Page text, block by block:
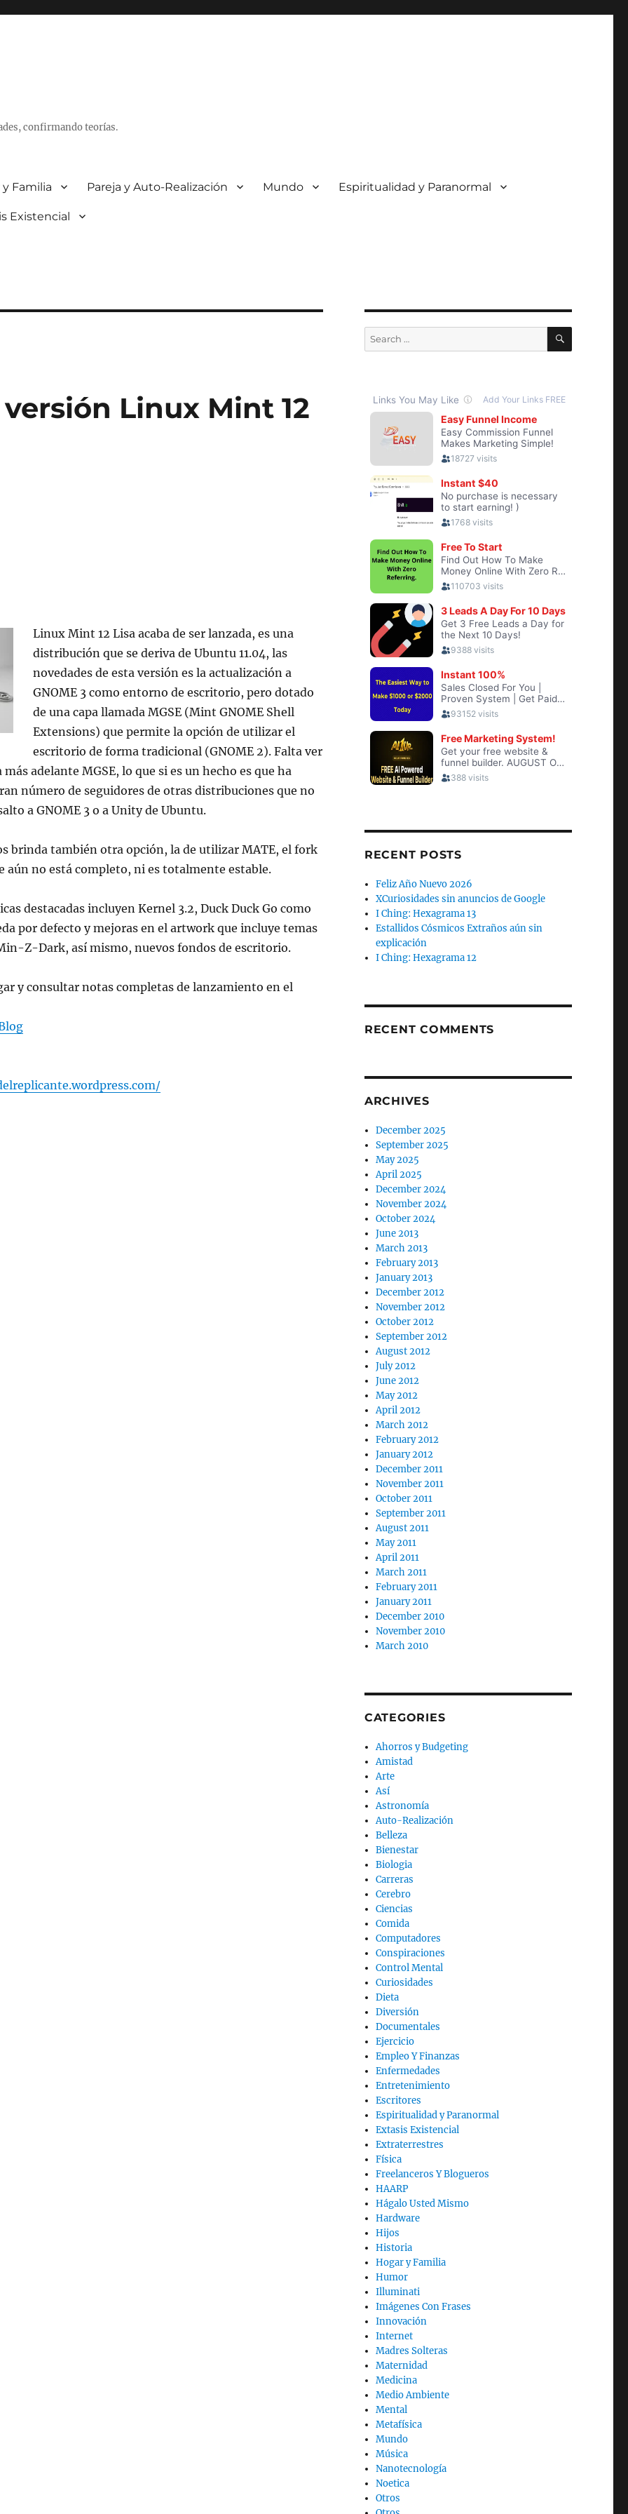
confirmando teorías.
Familia Pareja y Auto-Realización Mundo Espiritualidad y Paranormal
Existencial
Linux Mint 12
Linux Mint 12 Lisa acaba de ser lanzada, es una
distribución que se deriva de Ubuntu 11.04, las
novedades de esta versión es la actualización a
GNOME 3 como entorno de escritorio, pero dotado
de una capa llamada MGSE (Mint GNOME Shell
Extensions) que permite la opción de utilizar el
escritorio de forma tradicional (GNOME 2). Falta ver
adelante MGSE, lo que si es un hecho es que ha
número de seguidores de otras distribuciones que no
a GNOME 3 o a Unity de Ubuntu.
brinda también otra opción, la de utilizar MATE, el fork
aún no está completo, ni es totalmente estable.
destacadas incluyen Kernel 3.2, Duck Duck Go como
por defecto y mejoras en el artwork que incluye temas
Z-Dark, así mismo, nuevos fondos de escritorio.
y consultar notas completas de lanzamiento en el
Search
for:
SEARCH
RECENT POSTS
Feliz Año Nuevo 2026
XCuriosidades sin anuncios de Google
I Ching: Hexagrama 13
Estallidos Cósmicos Extraños aún sin
explicación
I Ching: Hexagrama 12
RECENT COMMENTS
ARCHIVES
December 2025
September 2025
May 2025
April 2025
December 2024
November 2024
October 2024
June 2013
March 2013
February 2013
January 2013
December 2012
November 2012
October 2012
September 2012
August 2012
July 2012
June 2012
May 2012
April 2012
March 2012
February 2012
January 2012
December 2011
November 2011
October 2011
September 2011
August 2011
May 2011
April 2011
March 2011
February 2011
January 2011
December 2010
November 2010
March 2010
CATEGORIES
Ahorros y Budgeting
Amistad
Arte
Así
Astronomía
Auto-Realización
Belleza
Bienestar
Biologia
Carreras
Cerebro
Ciencias
Comida
Computadores
Conspiraciones
Control Mental
Curiosidades
Dieta
Diversión
Documentales
Ejercicio
Empleo Y Finanzas
Enfermedades
Entretenimiento
Escritores
Espiritualidad y Paranormal
Extasis Existencial
Extraterrestres
Física
Freelanceros Y Blogueros
HAARP
Hágalo Usted Mismo
Hardware
Hijos
Historia
Hogar y Familia
Humor
Illuminati
Imágenes Con Frases
Innovación
Internet
Madres Solteras
Maternidad
Medicina
Medio Ambiente
Mental
Metafísica
Mundo
Música
Nanotecnología
Noetica
Otros